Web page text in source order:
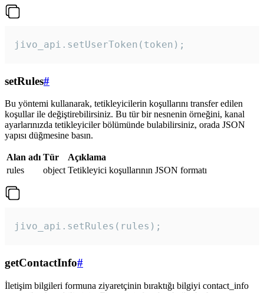
jivo_api.setUserToken(token);
setRules#
Bu yöntemi kullanarak, tetikleyicilerin koşullarını transfer edilen
koşullar ile değiştirebilirsiniz. Bu tür bir nesnenin örneğini, kanal
ayarlarınızda tetikleyiciler bölümünde bulabilirsiniz, orada JSON
yapısı düğmesine basın.
Alan adı Tür
Açıklama
rules
object Tetikleyici koşullarının JSON formatı
jivo_api.setRules(rules);
getContactInfo#
İletişim bilgileri formuna ziyaretçinin bıraktığı bilgiyi contact_info